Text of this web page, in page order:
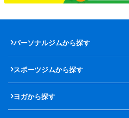
パーソナルジムから探す
スポーツジムから探す
ヨガから探す